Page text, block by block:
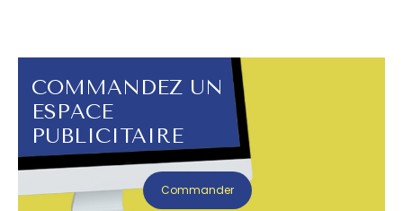
COMMANDEZ UN
ESPACE
PUBLICITAIRE
Commander